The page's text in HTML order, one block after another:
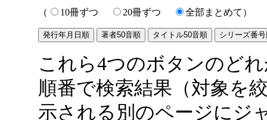
（ 10冊ずつ 20冊ずつ 全部まとめて）
これら4つのボタンのど
順番で検索結果（対象を
示される別のページにジ